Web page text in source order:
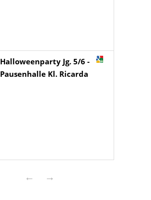
Halloweenparty Jg. 5/6 -
Pausenhalle Kl. Ricarda
← →